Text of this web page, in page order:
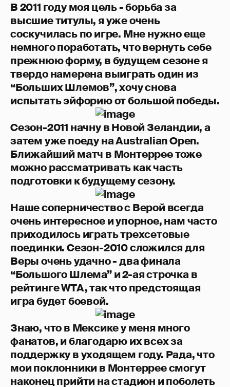
В 2011 году моя цель - борьба за
высшие титулы, я уже очень
соскучилась по игре. Мне нужно еще
немного поработать, что вернуть себе
прежнюю форму, в будущем сезоне я
твердо намерена выиграть один из
“Больших Шлемов”, хочу снова
испытать эйфорию от большой победы.
Сезон-2011 начну в Новой Зеландии, а
затем уже поеду на Australian Open.
Ближайший матч в Монтеррее тоже
можно рассматривать как часть
подготовки к будущему сезону.
Наше соперничество с Верой всегда
очень интересное и упорное, нам часто
приходилось играть трехсетовые
поединки. Сезон-2010 сложился для
Веры очень удачно - два финала
“Большого Шлема” и 2-ая строчка в
рейтинге WTA, так что предстоящая
игра будет боевой.
Знаю, что в Мексике у меня много
фанатов, и благодарю их всех за
поддержку в уходящем году. Рада, что
мои поклонники в Монтеррее смогут
наконец прийти на стадион и поболеть